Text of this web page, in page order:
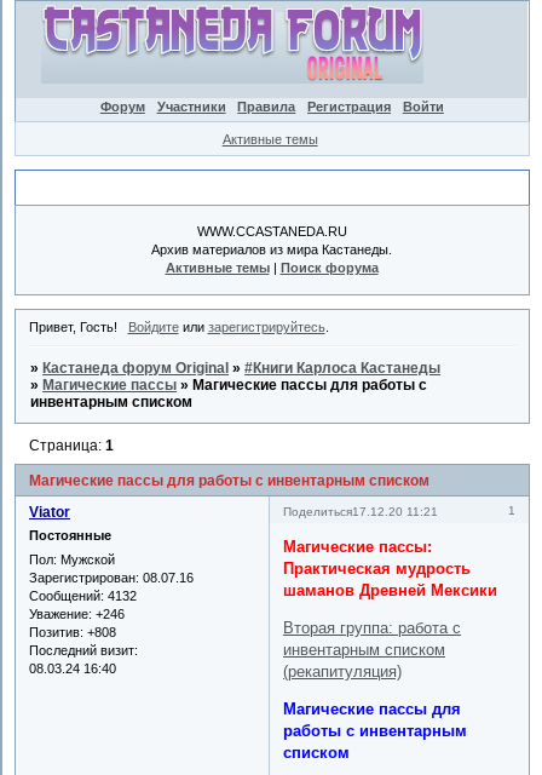
Форум Участники Правила Регистрация Войти
Активные темы
WWW.CCASTANEDA.RU
Архив материалов из мира Кастанеды.
Активные темы| Поиск форума
Привет, Гость! Войдитеили зарегистрируйтесь.
» Кастанеда форум Original »#Книги Карлоса Кастанеды
» Магические пассы » Магические пассы для работы с
инвентарным списком
Магические пассы для работы с инвентарным списком
Страница:1
Поделиться 1
17.12.20 11:21
Viator
Постоянные
Пол: Мужской
Зарегистрирован: 08.07.16
Сообщений: 4132
Уважение: +246
Позитив: +808
Последний визит:
08.03.24 16:40
Магические пассы:
Практическая мудрость
шаманов Древней Мексики
Вторая группа: работа с
инвентарным списком
(рекапитуляция)
Магические пассы для
работы с инвентарным
списком